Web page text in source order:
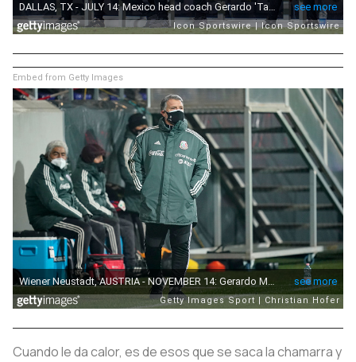
Embed from Getty Images
Cuando le da calor, es de esos que se saca la chamarra y